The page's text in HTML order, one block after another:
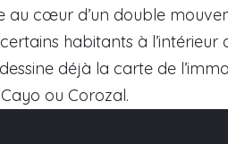
au cœur d’un double
habitants à l’intérieur
déjà la carte de
ou Corozal.